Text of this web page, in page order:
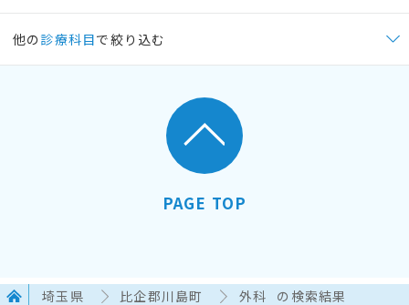
他の 診療科目で絞り込む
PAGE TOP
埼玉県 比企郡川島町 外科 の検索結果